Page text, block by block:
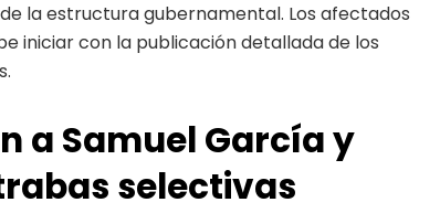
la estructura gubernamental. Los afectados
iniciar con la publicación detallada de los
a Samuel García y
selectivas